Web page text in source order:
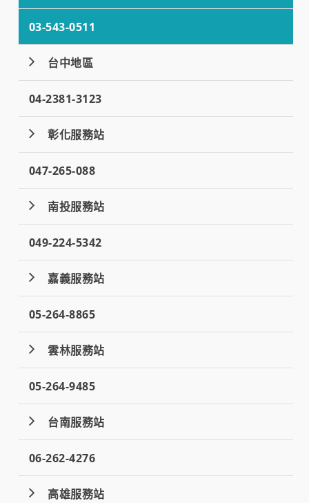
03-543-0511
台中地區
04-2381-3123
彰化服務站
047-265-088
南投服務站
049-224-5342
嘉義服務站
05-264-8865
雲林服務站
05-264-9485
台南服務站
06-262-4276
高雄服務站